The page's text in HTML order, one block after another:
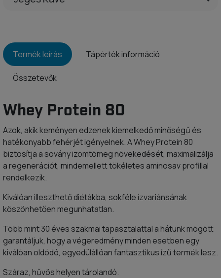
Termék leírás Tápérték információ
Összetevők
Whey Protein 80
Azok, akik keményen edzenek kiemelkedő minőségű és
hatékonyabb fehérjét igényelnek. A Whey Protein 80
biztosítja a sovány izomtömeg növekedését, maximalizálja
a regenerációt, mindemellett tökéletes aminosav profillal
rendelkezik.
Kiválóan illeszthető diétákba, sokféle ízvariánsának
köszönhetően megunhatatlan.
Több mint 30 éves szakmai tapasztalattal a hátunk mögött
garantáljuk, hogy a végeredmény minden esetben egy
kiválóan oldódó, egyedülállóan fantasztikus ízű termék lesz.
Száraz, hűvös helyen tárolandó.